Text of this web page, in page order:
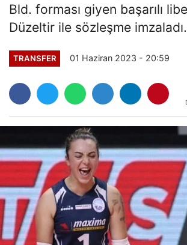
Bld. forması giyen başarılı
Düzeltir ile sözleşme imzaladı.
TRANSFER 01 Haziran 2023 - 20:59